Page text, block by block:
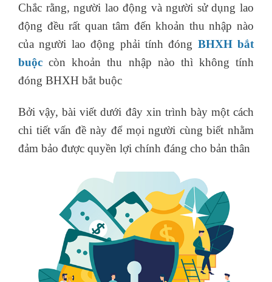
Chắc rằng, người lao động và người sử dụng lao
động đều rất quan tâm đến khoản thu nhập nào
của người lao động phải tính đóng BHXH bắt
buộc còn khoản thu nhập nào thì không tính
đóng BHXH bắt buộc
Bởi vậy, bài viết dưới đây xin trình bày một cách
chi tiết vấn đề này để mọi người cùng biết nhằm
đảm bảo được quyền lợi chính đáng cho bản thân